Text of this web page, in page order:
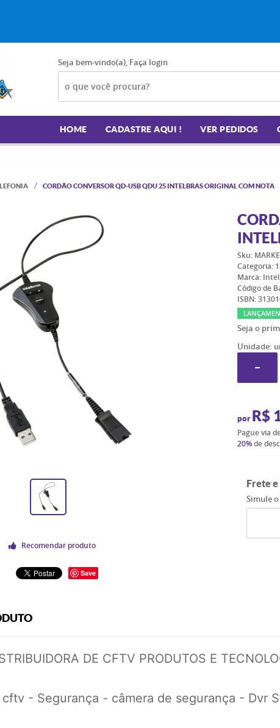
Seja bem-vindo(a), Faça login
HOME CADASTRE AQUI ! VER PEDIDOS
CORDÃO CONVERSOR QD-USB QDU 25 INTELBRAS ORIGINAL COM NOTA
Recomendar produto
Save
Sku:
Categoria:
Marca:
Código de
ISBN:
Seja o
Unidade:
por R$
Pague via
20%de
Frete
Simule
DE CFTV PRODUTOS E
- Segurança - câmera de segurança - Dvr